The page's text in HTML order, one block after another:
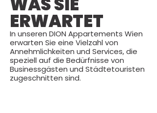
ERWARTET
In unseren DION Appartements Wien
erwarten Sie eine Vielzahl von
Annehmlichkeiten und Services, die
speziell auf die Bedürfnisse von
Businessgästen und Städtetouristen
zugeschnitten sind.